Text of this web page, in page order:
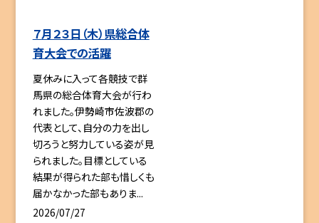
７月２３日（木）県総合体
育大会での活躍
夏休みに入って各競技で群
馬県の総合体育大会が行わ
れました。伊勢崎市佐波郡の
代表として、自分の力を出し
切ろうと努力している姿が見
られました。目標としている
結果が得られた部も惜しくも
届かなかった部もありま...
2026/07/27